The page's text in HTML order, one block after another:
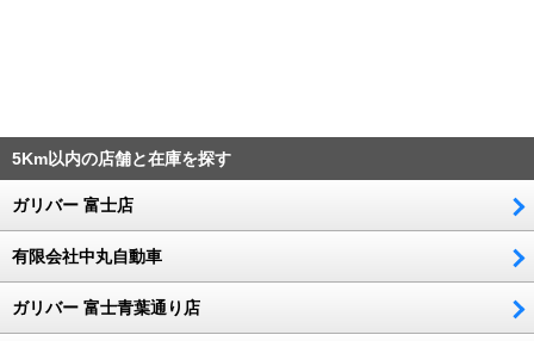
5Km以内の店舗と在庫を探す
ガリバー 富士店
有限会社中丸自動車
ガリバー 富士青葉通り店